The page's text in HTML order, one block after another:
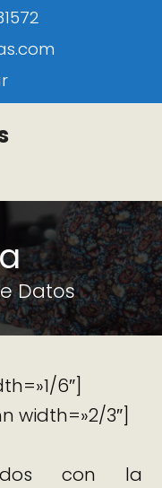
Datos
6″]
width=»2/3″]
con la